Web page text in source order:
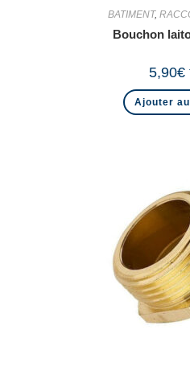
BATIMENT,
Bouchon
5,90€
Ajouter